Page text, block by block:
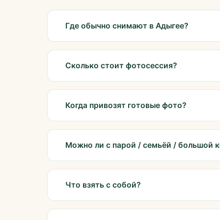
Где обычно снимают в Адыгее?
Сколько стоит фотосессия?
Когда привозят готовые фото?
Можно ли с парой / семьёй / большой
Что взять с собой?